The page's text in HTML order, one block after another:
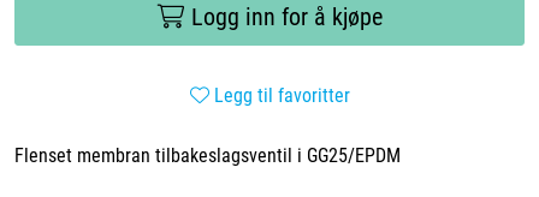
Logg inn for å kjøpe
Legg til favoritter
Flenset membran tilbakeslagsventil i GG25/EPDM